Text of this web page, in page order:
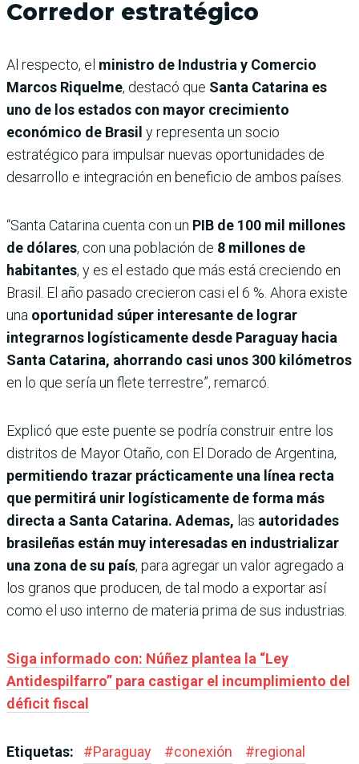
Corredor estratégico
Al respecto, el ministro de Industria y Comercio
Marcos Riquelme, destacó que Santa Catarina es
uno de los estados con mayor crecimiento
económico de Brasil y representa un socio
estratégico para impulsar nuevas oportunidades de
desarrollo e integración en beneficio de ambos países.
“Santa Catarina cuenta con un PIB de 100 mil millones
de dólares, con una población de 8 millones de
habitantes, y es el estado que más está creciendo en
Brasil. El año pasado crecieron casi el 6 %. Ahora existe
una oportunidad súper interesante de lograr
integrarnos logísticamente desde Paraguay hacia
Santa Catarina, ahorrando casi unos 300 kilómetros
en lo que sería un flete terrestre”, remarcó.
Explicó que este puente se podría construir entre los
distritos de Mayor Otaño, con El Dorado de Argentina,
permitiendo trazar prácticamente una línea recta
que permitirá unir logísticamente de forma más
directa a Santa Catarina. Ademas, las autoridades
brasileñas están muy interesadas en industrializar
una zona de su país, para agregar un valor agregado a
los granos que producen, de tal modo a exportar así
como el uso interno de materia prima de sus industrias.
Siga informado con: Núñez plantea la “Ley
Antidespilfarro” para castigar el incumplimiento del
déficit fiscal
Etiquetas: #Paraguay #conexión #regional